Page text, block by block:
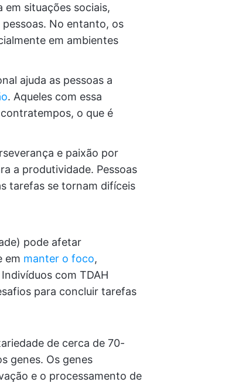
situações sociais,
No entanto, os
em ambientes
ajuda as pessoas a
. Aqueles com essa
o que é
e paixão por
a produtividade. Pessoas
tarefas se tornam difíceis
pode afetar
em manter o foco,
com TDAH
para concluir tarefas
de cerca de 70-
genes. Os genes
e o processamento de